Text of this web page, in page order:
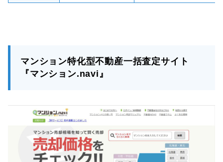
マンション特化型不動産一括査定サイト
『マンション.navi』